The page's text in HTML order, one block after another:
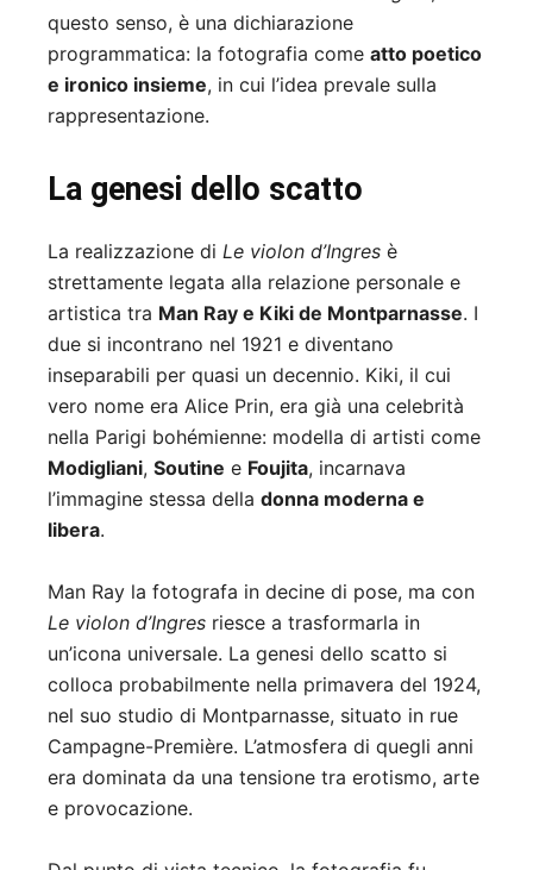
questo senso, è una dichiarazione
programmatica: la fotografia come atto poetico
e ironico insieme, in cui l’idea prevale sulla
rappresentazione.
La genesi dello scatto
La realizzazione di Le violon d’Ingres è
strettamente legata alla relazione personale e
artistica tra Man Ray e Kiki de Montparnasse. I
due si incontrano nel 1921 e diventano
inseparabili per quasi un decennio. Kiki, il cui
vero nome era Alice Prin, era già una celebrità
nella Parigi bohémienne: modella di artisti come
Modigliani, Soutine e Foujita, incarnava
l’immagine stessa della donna moderna e
libera.
Man Ray la fotografa in decine di pose, ma con
Le violon d’Ingres riesce a trasformarla in
un’icona universale. La genesi dello scatto si
colloca probabilmente nella primavera del 1924,
nel suo studio di Montparnasse, situato in rue
Campagne-Première. L’atmosfera di quegli anni
era dominata da una tensione tra erotismo, arte
e provocazione.